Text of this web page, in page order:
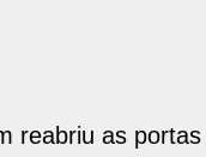
reabriu as